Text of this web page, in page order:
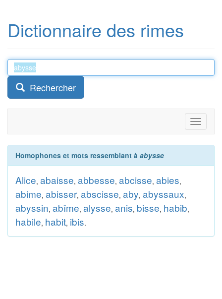
Dictionnaire des rimes
Rechercher
Toggle
Homophones et mots ressemblant à abysse
Alice, abaisse, abbesse, abcisse, abies,
abime, abisser, abscisse, aby, abyssaux,
abyssin, abîme, alysse, anis, bisse, habib,
habile, habit, ibis.